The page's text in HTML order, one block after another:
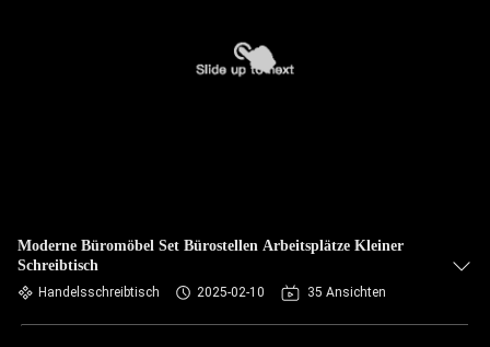
Moderne Büromöbel Set Bürostellen Arbeitsplätze Kleiner
Schreibtisch
Handelsschreibtisch 2025-02-10 35 Ansichten